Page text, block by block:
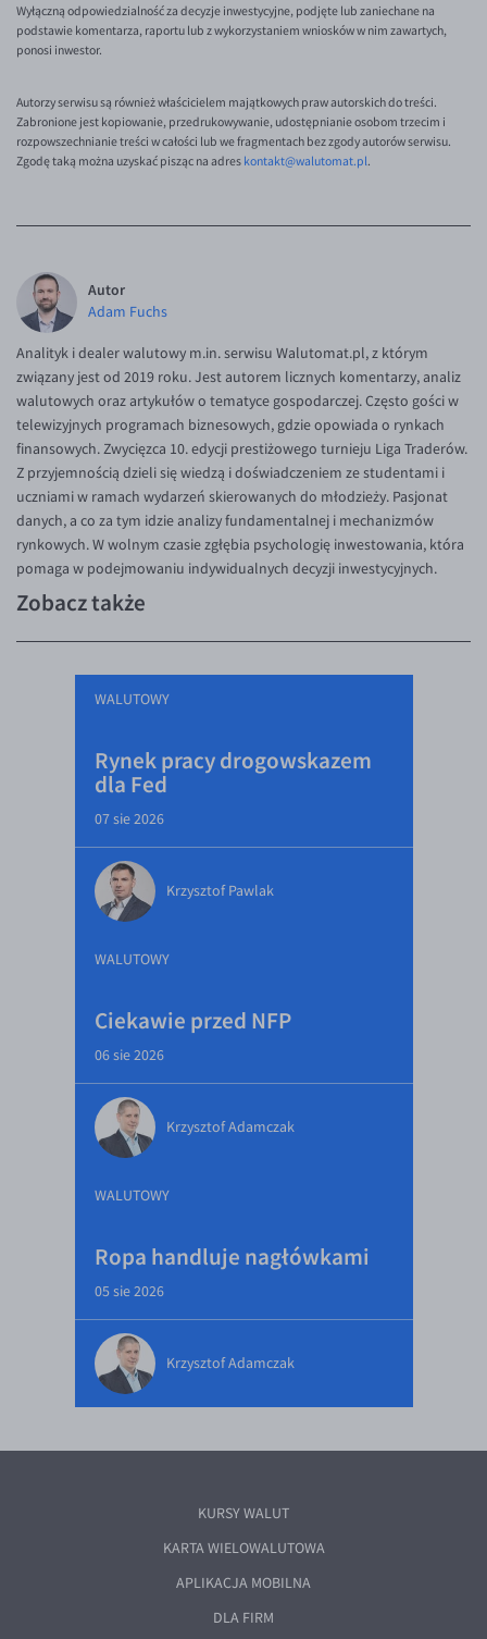
Wyłączną odpowiedzialność za decyzje inwestycyjne, podjęte lub zaniechane na
podstawie komentarza, raportu lub z wykorzystaniem wniosków w nim zawartych,
ponosi inwestor.
Autorzy serwisu są również właścicielem majątkowych praw autorskich do treści.
Zabronione jest kopiowanie, przedrukowywanie, udostępnianie osobom trzecim i
rozpowszechnianie treści w całości lub we fragmentach bez zgody autorów serwisu.
Zgodę taką można uzyskać pisząc na adres kontakt@walutomat.pl.
Autor
Adam Fuchs
Analityk i dealer walutowy m.in. serwisu Walutomat.pl, z którym
związany jest od 2019 roku. Jest autorem licznych komentarzy, analiz
walutowych oraz artykułów o tematyce gospodarczej. Często gości w
telewizyjnych programach biznesowych, gdzie opowiada o rynkach
finansowych. Zwycięzca 10. edycji prestiżowego turnieju Liga Traderów.
Z przyjemnością dzieli się wiedzą i doświadczeniem ze studentami i
uczniami w ramach wydarzeń skierowanych do młodzieży. Pasjonat
danych, a co za tym idzie analizy fundamentalnej i mechanizmów
rynkowych. W wolnym czasie zgłębia psychologię inwestowania, która
pomaga w podejmowaniu indywidualnych decyzji inwestycyjnych.
Zobacz także
WALUTOWY
Rynek pracy drogowskazem
dla Fed
07 sie 2026
Krzysztof Pawlak
WALUTOWY
Ciekawie przed NFP
06 sie 2026
Krzysztof Adamczak
WALUTOWY
Ropa handluje nagłówkami
05 sie 2026
Krzysztof Adamczak
KURSY WALUT
KARTA WIELOWALUTOWA
APLIKACJA MOBILNA
DLA FIRM